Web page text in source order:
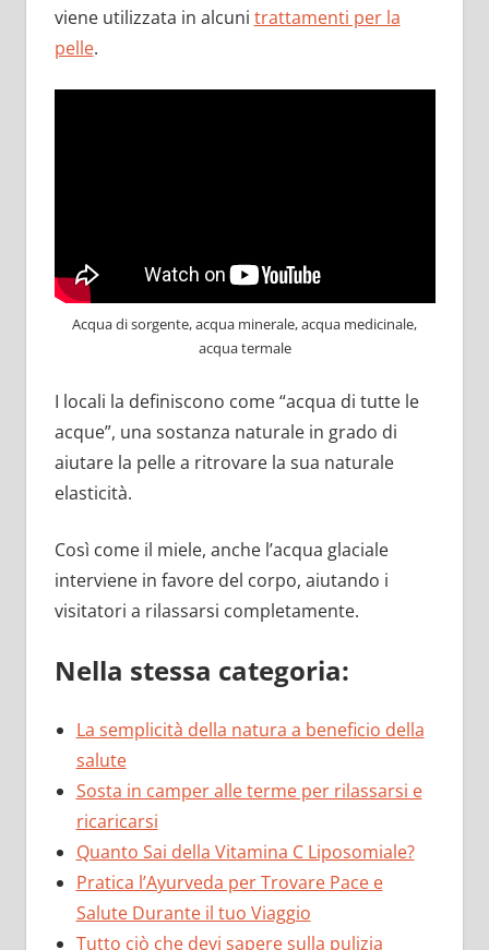
viene utilizzata in alcuni trattamenti per la
pelle.
Acqua di sorgente, acqua minerale, acqua medicinale,
acqua termale
I locali la definiscono come “acqua di tutte le
acque”, una sostanza naturale in grado di
aiutare la pelle a ritrovare la sua naturale
elasticità.
Così come il miele, anche l’acqua glaciale
interviene in favore del corpo, aiutando i
visitatori a rilassarsi completamente.
Nella stessa categoria:
La semplicità della natura a beneficio della
salute
Sosta in camper alle terme per rilassarsi e
ricaricarsi
Quanto Sai della Vitamina C Liposomiale?
Pratica l’Ayurveda per Trovare Pace e
Salute Durante il tuo Viaggio
Tutto ciò che devi sapere sulla pulizia